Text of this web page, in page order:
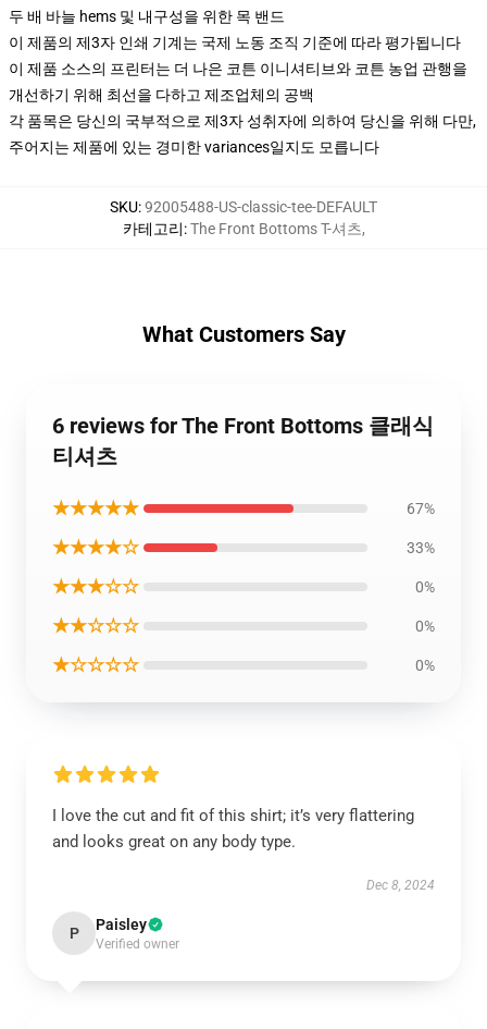
두 배 바늘 hems 및 내구성을 위한 목 밴드
이 제품의 제3자 인쇄 기계는 국제 노동 조직 기준에 따라 평가됩니다
이 제품 소스의 프린터는 더 나은 코튼 이니셔티브와 코튼 농업 관행을
개선하기 위해 최선을 다하고 제조업체의 공백
각 품목은 당신의 국부적으로 제3자 성취자에 의하여 당신을 위해 다만,
주어지는 제품에 있는 경미한 variances일지도 모릅니다
SKU:92005488-US-classic-tee-DEFAULT
카테고리:The Front Bottoms T-셔츠,
What Customers Say
6 reviews for The Front Bottoms 클래식
티셔츠
★★★★★ 67%
★★★★☆ 33%
★★★☆☆ 0%
★★☆☆☆ 0%
★☆☆☆☆ 0%
I love the cut and fit of this shirt; it’s very flattering
and looks great on any body type.
Dec 8, 2024
P Paisley
Verified owner